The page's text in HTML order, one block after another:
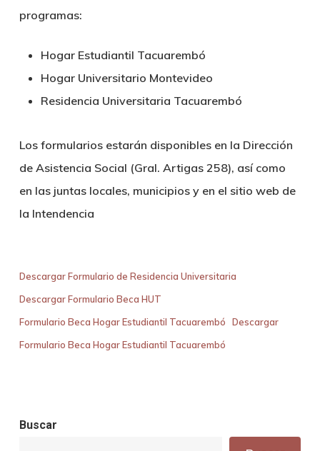
programas:
Hogar Estudiantil Tacuarembó
Hogar Universitario Montevideo
Residencia Universitaria Tacuarembó
Los formularios estarán disponibles en la Dirección
de Asistencia Social (Gral. Artigas 258), así como
en las juntas locales, municipios y en el sitio web de
la Intendencia
Descargar Formulario de Residencia Universitaria
Descargar Formulario Beca HUT
Formulario Beca Hogar Estudiantil Tacuarembó
Descargar
Formulario Beca Hogar Estudiantil Tacuarembó
Buscar